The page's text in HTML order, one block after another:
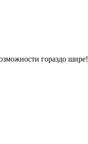
гораздо шире!